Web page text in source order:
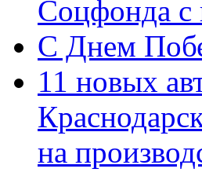
Соцфонда с
С Днем
11 новых
на